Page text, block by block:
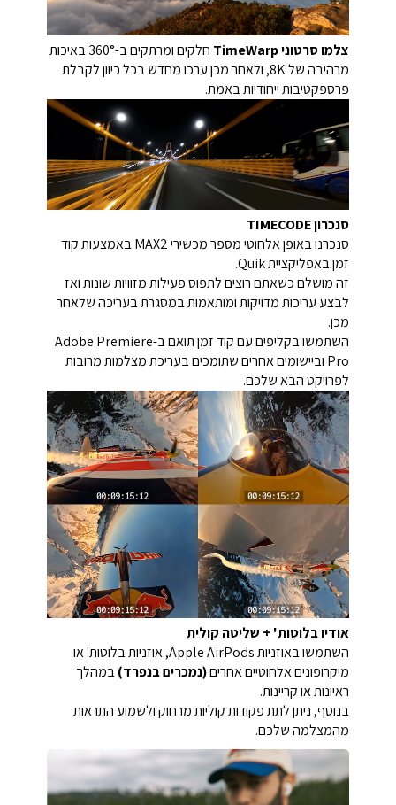
צלמו סרטוני TimeWarp
חלקים ומרתקים ב-360° באיכות
מרהיבה של 8K, ולאחר מכן ערכו מחדש בכל כיוון לקבלת
פרספקטיבות ייחודיות באמת.
סנכרון TIMECODE
סנכרנו באופן אלחוטי מספר מכשירי MAX2 באמצעות קוד
זמן באפליקציית Quik.
זה מושלם כשאתם רוצים לתפוס פעילות מזוויות שונות ואז
לבצע עריכות מדויקות ומותאמות במסגרת בעריכה שלאחר
מכן.
השתמשו בקליפים עם קוד זמן תואם ב-Adobe Premiere
Pro וביישומים אחרים שתומכים בעריכת מצלמות מרובות
לפרויקט הבא שלכם.
אודיו בלוטות' + שליטה קולית
השתמשו באוזניות Apple AirPods, אוזניות בלוטות' או
מיקרופונים אלחוטיים אחרים(נמכרים בנפרד)במהלך
ראיונות או קריינות.
בנוסף, ניתן לתת פקודות קוליות מרחוק ולשמוע התראות
מהמצלמה שלכם.